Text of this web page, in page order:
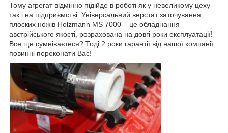
Тому агрегат відмінно підійде в роботі як у невеликому цеху
так і на підприємстві. Універсальний верстат заточування
плоских ножів Holzmann MS 7000 – це обладнання
австрійського якості, розрахована на довгі роки експлуатації!
Все ще сумніваєтеся? Тоді 2 роки гарантії від нашої компанії
повинні переконати Вас!